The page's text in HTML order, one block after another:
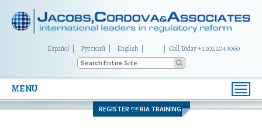
Español Русский English Call Today +1 202 204 3060
MENU
REGISTER FOR RIA TRAINING